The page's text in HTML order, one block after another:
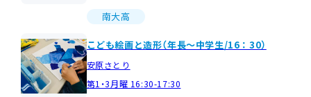
南大高
こども絵画と造形（年長～中学生/16：30）
安原さとり
第1・3月曜 16:30-17:30